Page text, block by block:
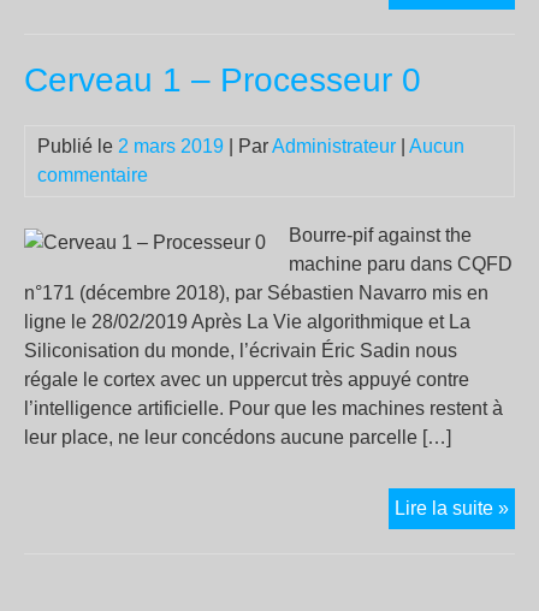
Cerveau 1 – Processeur 0
Publié le 2 mars 2019 | ParAdministrateur
Aucun
commentaire
Bourre-pif against the
machine paru dans CQFD
n°171 (décembre 2018), par Sébastien Navarro mis en
ligne le 28/02/2019 Après La Vie algorithmique et La
Siliconisation du monde, l’écrivain Éric Sadin nous
régale le cortex avec un uppercut très appuyé contre
l’intelligence artificielle. Pour que les machines restent à
leur place, ne leur concédons aucune parcelle […]
Lire la suite »
1